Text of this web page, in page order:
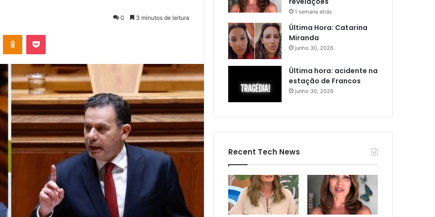
0 3 minutos de leitura
OK Pocket
1 semana atrás
Última Hora: Catarina
Miranda
junho 30, 2026
Última hora: acidente na
estação de Francos
junho 30, 2026
Recent Tech News